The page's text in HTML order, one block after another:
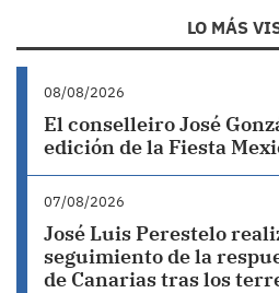
LO MÁS
08/08/2026
El conselleiro José
edición de la Fiesta
07/08/2026
José Luis Perestelo
seguimiento de la
de Canarias tras los